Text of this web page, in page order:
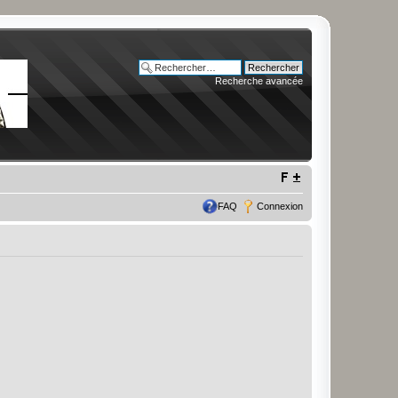
Recherche avancée
FAQ Connexion